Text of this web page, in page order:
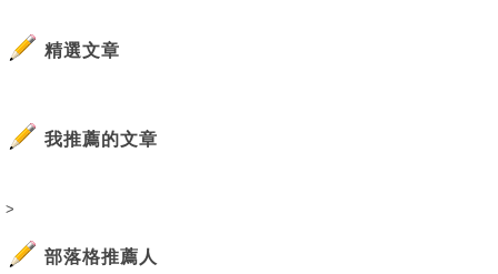
精選文章
我推薦的文章
>
部落格推薦人